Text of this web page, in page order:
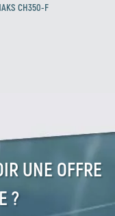
CH350-F
UNE OFFRE
?